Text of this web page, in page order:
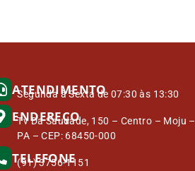
ATENDIMENTO
Segunda à Sexta de 07:30 às 13:30
ENDEREÇO
Tv Da Saudade, 150 – Centro – Moju –
PA – CEP: 68450-000
TELEFONE
(91) 3756-1151